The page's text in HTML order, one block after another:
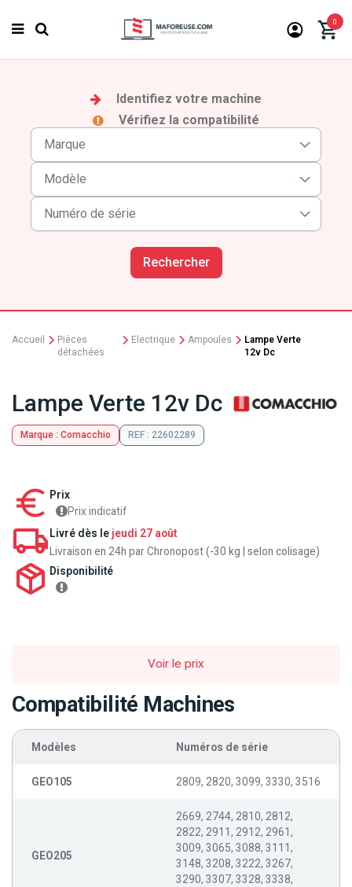
0
Identifiez votre machine
Vérifiez la compatibilité
Rechercher
Accueil
Pièces
détachées
Electrique Ampoules
Lampe Verte
12v Dc
Lampe Verte 12v Dc
Marque : Comacchio REF : 22602289
Prix
Prix indicatif
Livré dès le jeudi 27 août
Livraison en 24h par Chronopost (-30 kg | selon colisage)
Disponibilité
Voir le prix
Compatibilité Machines
Modèles Numéros de série
GEO105 2809, 2820, 3099, 3330, 3516
GEO205
2669, 2744, 2810, 2812,
2822, 2911, 2912, 2961,
3009, 3065, 3088, 3111,
3148, 3208, 3222, 3267,
3290, 3307, 3328, 3338,